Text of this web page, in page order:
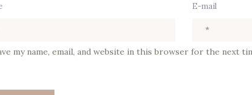
E-mail
my name, email, and website in this browser for the next